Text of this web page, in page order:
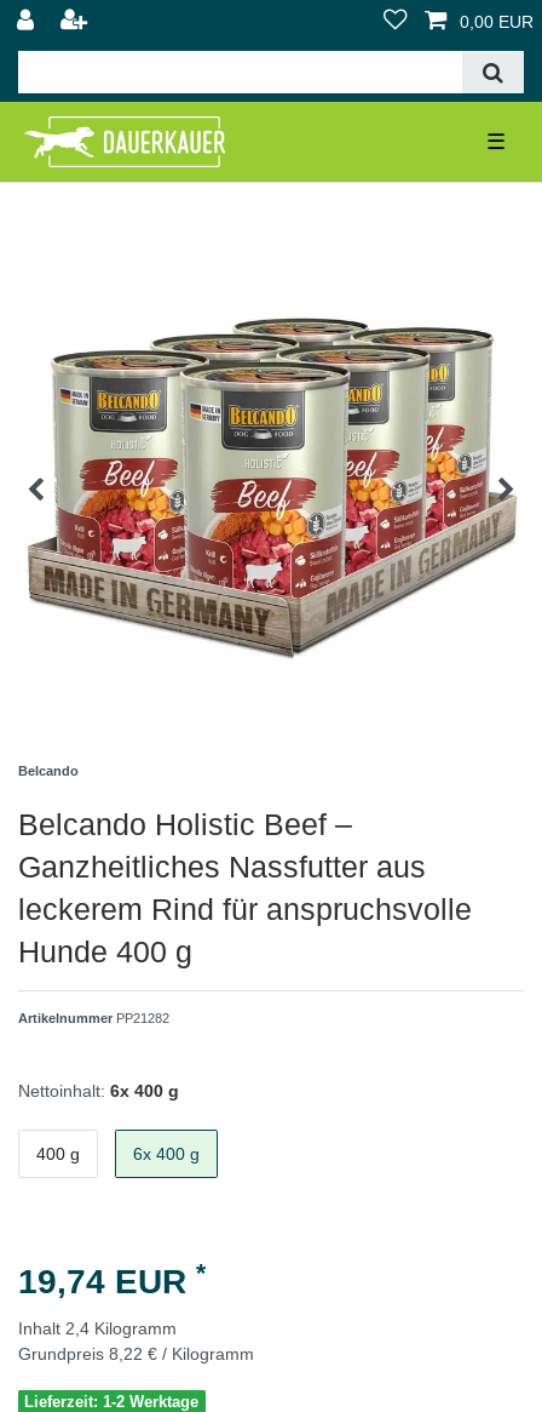
0,00 EUR
☰
Belcando
Belcando Holistic Beef –
Ganzheitliches Nassfutter aus
leckerem Rind für anspruchsvolle
Hunde 400 g
Artikelnummer PP21282
Nettoinhalt: 6x 400 g
400 g 6x 400 g
19,74 EUR *
Inhalt 2,4 Kilogramm
Grundpreis 8,22 € / Kilogramm
Lieferzeit: 1-2 Werktage